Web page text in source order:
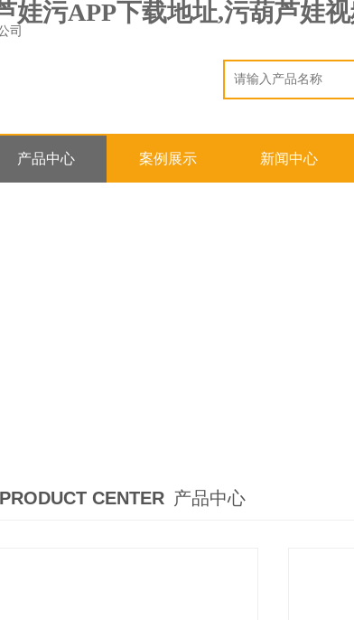
娃污APP下载地址,污葫芦娃
产品中心 案例展示 新闻中心
PRODUCT CENTER 产品中心